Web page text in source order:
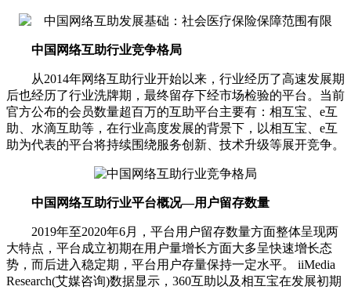
中国网络互助行业竞争格局
从2014年网络互助行业开始以来，行业经历了高速发展期
后也经历了行业洗牌期，最终留存下经市场检验的平台。当前
官方公布的会员数量超百万的互助平台主要有：相互宝、e互
助、水滴互助等，在行业高度发展的背景下，以相互宝、e互
助为代表的平台将持续围绕服务创新、技术升级等展开竞争。
中国网络互助行业平台概况—用户留存数量
2019年至2020年6月，平台用户留存数量方面整体呈现两
大特点，平台成立初期在用户量增长方面大多呈快速增长态
势，而后进入稳定期，平台用户存量保持一定水平。 iiMedia
Research(艾媒咨询)数据显示，360互助以及相互宝在发展初期